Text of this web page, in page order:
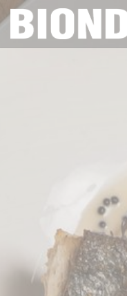
Cookies beheer paneel